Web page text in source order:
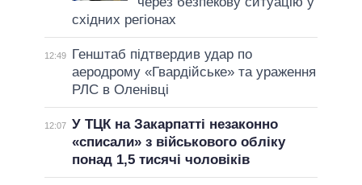
східних регіонах
12:49
Генштаб підтвердив удар по
аеродрому «Гвардійське» та ураження
РЛС в Оленівці
12:07 У ТЦК на Закарпатті незаконно
«списали» з військового обліку
понад 1,5 тисячі чоловіків